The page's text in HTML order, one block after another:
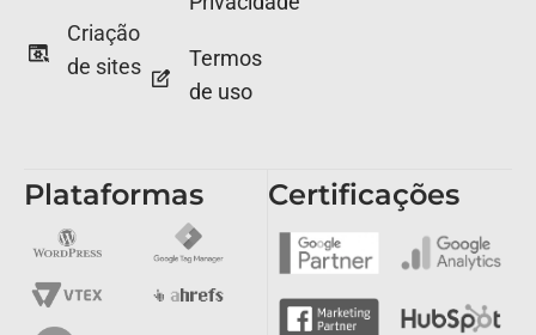
Criação
de sites
Termos
de uso
Plataformas Certificações